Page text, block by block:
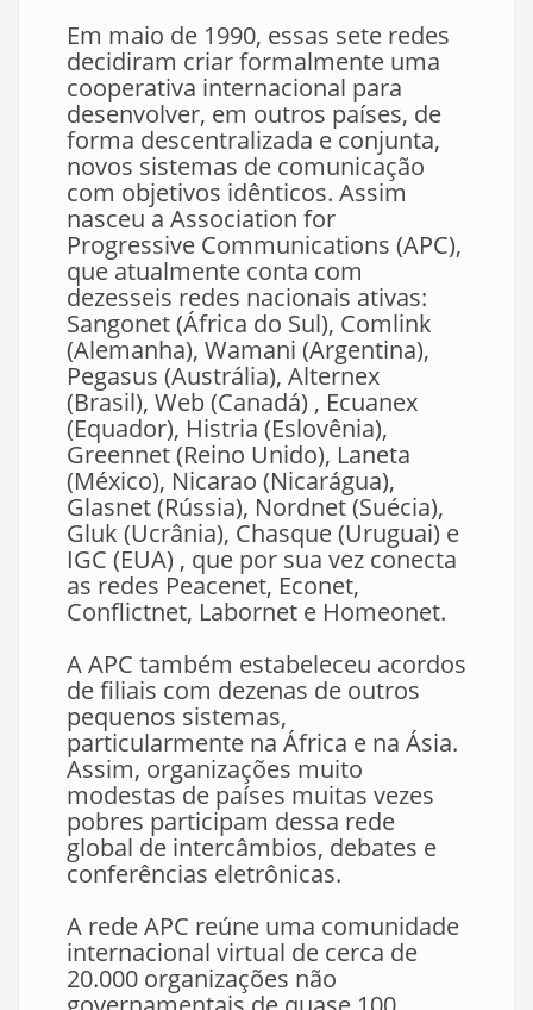
Em maio de 1990, essas sete redes
decidiram criar formalmente uma
cooperativa internacional para
desenvolver, em outros países, de
forma descentralizada e conjunta,
novos sistemas de comunicação
com objetivos idênticos. Assim
nasceu a Association for
Progressive Communications (APC),
que atualmente conta com
dezesseis redes nacionais ativas:
Sangonet (África do Sul), Comlink
(Alemanha), Wamani (Argentina),
Pegasus (Austrália), Alternex
(Brasil), Web (Canadá) , Ecuanex
(Equador), Histria (Eslovênia),
Greennet (Reino Unido), Laneta
(México), Nicarao (Nicarágua),
Glasnet (Rússia), Nordnet (Suécia),
Gluk (Ucrânia), Chasque (Uruguai) e
IGC (EUA) , que por sua vez conecta
as redes Peacenet, Econet,
Conflictnet, Labornet e Homeonet.
A APC também estabeleceu acordos
de filiais com dezenas de outros
pequenos sistemas,
particularmente na África e na Ásia.
Assim, organizações muito
modestas de países muitas vezes
pobres participam dessa rede
global de intercâmbios, debates e
conferências eletrônicas.
A rede APC reúne uma comunidade
internacional virtual de cerca de
20.000 organizações não